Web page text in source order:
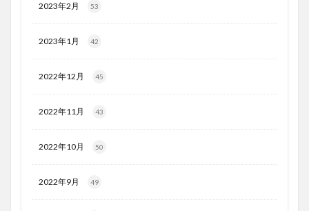
2023年2月 53
2023年1月 42
2022年12月 45
2022年11月 43
2022年10月 50
2022年9月 49